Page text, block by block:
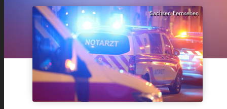
Sachsen Fernsehen